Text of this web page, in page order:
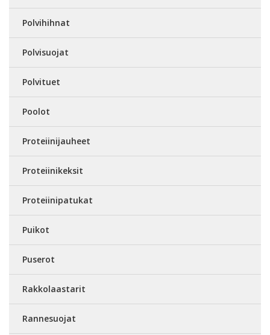
Polvihihnat
Polvisuojat
Polvituet
Poolot
Proteiinijauheet
Proteiinikeksit
Proteiinipatukat
Puikot
Puserot
Rakkolaastarit
Rannesuojat